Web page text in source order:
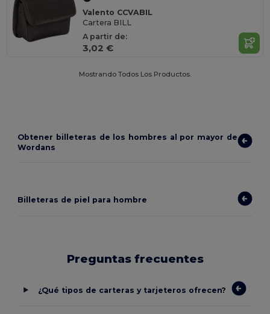
Valento CCVABIL
Cartera BILL
A partir de:
3,02 €
Mostrando Todos Los Productos.
Obtener billeteras de los hombres al por mayor de
Wordans
Billeteras de piel para hombre
Preguntas frecuentes
¿Qué tipos de carteras y tarjeteros ofrecen?